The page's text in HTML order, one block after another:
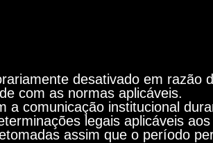
desativado em razão
com as normas aplicáveis.
a comunicação institucional
legais aplicáveis
assim que o período